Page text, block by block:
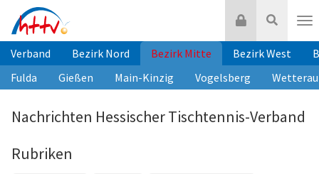
Inhalt
springen
Suche
Login
Verband Bezirk Nord Bezirk Mitte Bezirk West
Fulda
Gießen Main-Kinzig Vogelsberg Wetterau
Nachrichten Hessischer Tischtennis-Verband
Rubriken